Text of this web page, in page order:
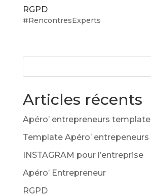
RGPD
#RencontresExperts
Articles récents
Apéro’ entrepreneurs template
Template Apéro’ entrepeneurs
INSTAGRAM pour l’entreprise
Apéro’ Entrepreneur
RGPD